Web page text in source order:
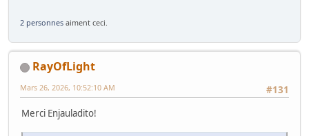
2 personnes aiment ceci.
RayOfLight
#131
Mars 26, 2026, 10:52:10 AM
Merci Enjauladito!